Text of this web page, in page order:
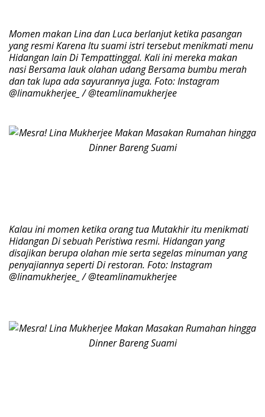
Momen makan Lina dan Luca berlanjut ketika pasangan
yang resmi Karena Itu suami istri tersebut menikmati menu
Hidangan lain Di Tempattinggal. Kali ini mereka makan
nasi Bersama lauk olahan udang Bersama bumbu merah
dan tak lupa ada sayurannya juga. Foto: Instagram
@linamukherjee_ / @teamlinamukherjee
Kalau ini momen ketika orang tua Mutakhir itu menikmati
Hidangan Di sebuah Peristiwa resmi. Hidangan yang
disajikan berupa olahan mie serta segelas minuman yang
penyajiannya seperti Di restoran. Foto: Instagram
@linamukherjee_ / @teamlinamukherjee